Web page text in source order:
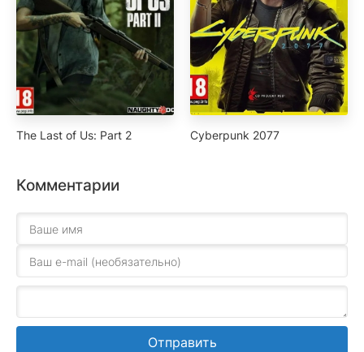
The Last of Us: Part 2 Cyberpunk 2077
Комментарии
Отправить